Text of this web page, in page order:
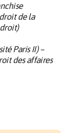
de la
Paris II) –
des affaires